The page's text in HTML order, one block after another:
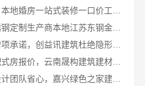
东钢金属全屋不锈钢定制生产商本地江苏东钢金属科技有限公司
长沙正规家装零增项承诺，创益讯建筑杜绝隐形消费
稳固抗震重钢装配式房报价，云南晟构建筑建材有限公司透明公开
本地化专业室内设计团队省心，嘉兴绿色之家建材科技有限公司全案